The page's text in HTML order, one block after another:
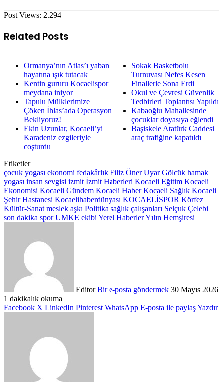
Post Views: 2.294
Related Posts
Ormanya’nın Atlas’ı yaban
hayatına ışık tutacak
Kentin gururu Kocaelispor
meydana iniyor
Tapulu Mülklerimize
Çöken İhlas’ada Operasyon
Bekliyoruz!
Ekin Uzunlar, Kocaeli’yi
Karadeniz ezgileriyle
coşturdu
Sokak Basketbolu
Turnuvası Nefes Kesen
Finallerle Sona Erdi
Okul ve Çevresi Güvenlik
Tedbirleri Toplantısı Yapıldı
Kabaoğlu Mahallesinde
çocuklar doyasıya eğlendi
Başiskele Atatürk Caddesi
araç trafiğine kapatıldı
Etiketler
çocuk yogası ekonomi fedakârlık Filiz Öner Uyar Gölcük hamak
yogası insan sevgisi izmit İzmit Haberleri Kocaeli Eğitim Kocaeli
Ekonomisi Kocaeli Gündem Kocaeli Haber Kocaeli Sağlık Kocaeli
Şehir Hastanesi Kocaelihaberdünyası KOCAELİSPOR Körfez
Kültür-Sanat meslek aşkı Politika sağlık çalışanları Selçuk Çelebi
son dakika spor UMKE ekibi Yerel HaberlerYılın Hemşiresi
Editor Bir e-posta göndermek 30 Mayıs 2026
1 dakikalık okuma
Facebook X LinkedIn Pinterest WhatsApp E-posta ile paylaşYazdır